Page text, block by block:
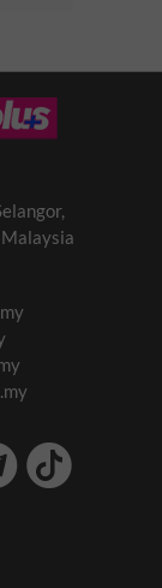
Malaysia